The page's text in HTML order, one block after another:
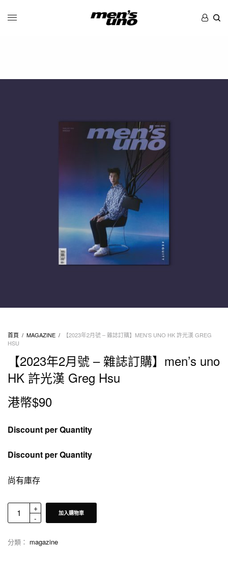
首頁 / MAGAZINE /
【2023年2月號 – 雜誌訂購】MEN’S UNO HK 許光漢 GREG
HSU
【2023年2月號 – 雜誌訂購】men’s uno
HK 許光漢 Greg Hsu
港幣$90
Discount per Quantity
Discount per Quantity
尚有庫存
加入購物車
分類： magazine